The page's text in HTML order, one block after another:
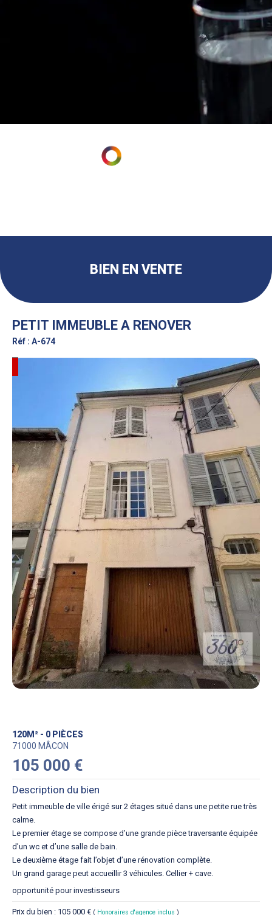
BIEN EN VENTE
PETIT IMMEUBLE A RENOVER
Réf : A-674
120M² - 0 PIÈCES
71000 MÂCON
105 000 €
Description du bien
Petit immeuble de ville érigé sur 2 étages situé dans une petite rue très
calme.
Le premier étage se compose d’une grande pièce traversante équipée
d’un wc et d’une salle de bain.
Le deuxième étage fait l’objet d’une rénovation complète.
Un grand garage peut accueillir 3 véhicules. Cellier + cave.
opportunité pour investisseurs
Prix du bien : 105 000 € ( Honoraires d'agence inclus )